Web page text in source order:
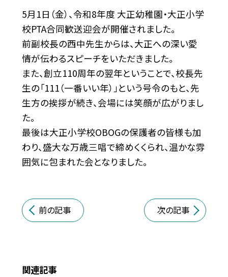
5月1日（金）、令和8年度 大正幼稚園・大正小学
校PTA合同歓送迎会が開催されました。
前副校長の西中先生からは、大正への深い愛
情が伝わるスピーチをいただきました。
また、創立110周年の翌年ということで、校長先
生の「111（一番いい年）」という号令のもと、先
生方の挨拶が続き、会場には笑顔が広がりまし
た。
最後は大正小学校OBOGの保護者の皆様も加
わり、盛大な万歳三唱で締めくくられ、温かな雰
囲気に包まれた会となりました。
前の記事 次の記事
関連記事